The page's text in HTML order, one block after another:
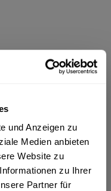
und Anzeigen zu
Medien anbieten
Website zu
zu Ihrer
Partner für